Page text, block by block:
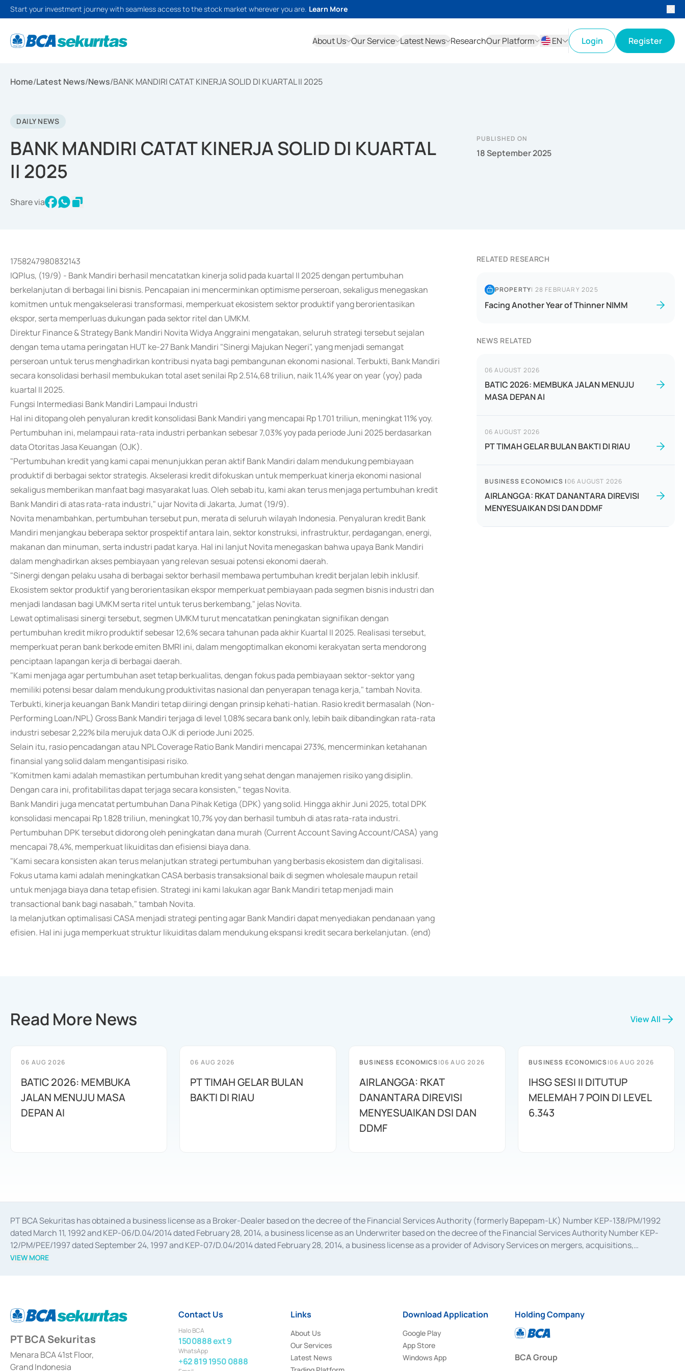
Start your investment journey with seamless access to the stock market wherever you are. Learn More
About Us Our Service Latest News ResearchOur Platform
EN
Login Register
Home/Latest News/News/BANK MANDIRI CATAT KINERJA SOLID DI KUARTAL II 2025
DAILY NEWS
BANK MANDIRI CATAT KINERJA SOLID DI KUARTAL
II 2025
Share via
PUBLISHED ON
18 September 2025
1758247980832143
IQPlus, (19/9) - Bank Mandiri berhasil mencatatkan kinerja solid pada kuartal II 2025 dengan pertumbuhan
berkelanjutan di berbagai lini bisnis. Pencapaian ini mencerminkan optimisme perseroan, sekaligus menegaskan
komitmen untuk mengakselerasi transformasi, memperkuat ekosistem sektor produktif yang berorientasikan
ekspor, serta memperluas dukungan pada sektor ritel dan UMKM.
Direktur Finance & Strategy Bank Mandiri Novita Widya Anggraini mengatakan, seluruh strategi tersebut sejalan
dengan tema utama peringatan HUT ke-27 Bank Mandiri "Sinergi Majukan Negeri", yang menjadi semangat
perseroan untuk terus menghadirkan kontribusi nyata bagi pembangunan ekonomi nasional. Terbukti, Bank Mandiri
secara konsolidasi berhasil membukukan total aset senilai Rp 2.514,68 triliun, naik 11,4% year on year (yoy) pada
kuartal II 2025.
Fungsi Intermediasi Bank Mandiri Lampaui Industri
Hal ini ditopang oleh penyaluran kredit konsolidasi Bank Mandiri yang mencapai Rp 1.701 triliun, meningkat 11% yoy.
Pertumbuhan ini, melampaui rata-rata industri perbankan sebesar 7,03% yoy pada periode Juni 2025 berdasarkan
data Otoritas Jasa Keuangan (OJK).
"Pertumbuhan kredit yang kami capai menunjukkan peran aktif Bank Mandiri dalam mendukung pembiayaan
produktif di berbagai sektor strategis. Akselerasi kredit difokuskan untuk memperkuat kinerja ekonomi nasional
sekaligus memberikan manfaat bagi masyarakat luas. Oleh sebab itu, kami akan terus menjaga pertumbuhan kredit
Bank Mandiri di atas rata-rata industri," ujar Novita di Jakarta, Jumat (19/9).
Novita menambahkan, pertumbuhan tersebut pun, merata di seluruh wilayah Indonesia. Penyaluran kredit Bank
Mandiri menjangkau beberapa sektor prospektif antara lain, sektor konstruksi, infrastruktur, perdagangan, energi,
makanan dan minuman, serta industri padat karya. Hal ini lanjut Novita menegaskan bahwa upaya Bank Mandiri
dalam menghadirkan akses pembiayaan yang relevan sesuai potensi ekonomi daerah.
"Sinergi dengan pelaku usaha di berbagai sektor berhasil membawa pertumbuhan kredit berjalan lebih inklusif.
Ekosistem sektor produktif yang berorientasikan ekspor memperkuat pembiayaan pada segmen bisnis industri dan
menjadi landasan bagi UMKM serta ritel untuk terus berkembang," jelas Novita.
Lewat optimalisasi sinergi tersebut, segmen UMKM turut mencatatkan peningkatan signifikan dengan
pertumbuhan kredit mikro produktif sebesar 12,6% secara tahunan pada akhir Kuartal II 2025. Realisasi tersebut,
memperkuat peran bank berkode emiten BMRI ini, dalam mengoptimalkan ekonomi kerakyatan serta mendorong
penciptaan lapangan kerja di berbagai daerah.
"Kami menjaga agar pertumbuhan aset tetap berkualitas, dengan fokus pada pembiayaan sektor-sektor yang
memiliki potensi besar dalam mendukung produktivitas nasional dan penyerapan tenaga kerja," tambah Novita.
Terbukti, kinerja keuangan Bank Mandiri tetap diiringi dengan prinsip kehati-hatian. Rasio kredit bermasalah (Non-
Performing Loan/NPL) Gross Bank Mandiri terjaga di level 1,08% secara bank only, lebih baik dibandingkan rata-rata
industri sebesar 2,22% bila merujuk data OJK di periode Juni 2025.
Selain itu, rasio pencadangan atau NPL Coverage Ratio Bank Mandiri mencapai 273%, mencerminkan ketahanan
finansial yang solid dalam mengantisipasi risiko.
"Komitmen kami adalah memastikan pertumbuhan kredit yang sehat dengan manajemen risiko yang disiplin.
Dengan cara ini, profitabilitas dapat terjaga secara konsisten," tegas Novita.
Bank Mandiri juga mencatat pertumbuhan Dana Pihak Ketiga (DPK) yang solid. Hingga akhir Juni 2025, total DPK
konsolidasi mencapai Rp 1.828 triliun, meningkat 10,7% yoy dan berhasil tumbuh di atas rata-rata industri.
Pertumbuhan DPK tersebut didorong oleh peningkatan dana murah (Current Account Saving Account/CASA) yang
mencapai 78,4%, memperkuat likuiditas dan efisiensi biaya dana.
"Kami secara konsisten akan terus melanjutkan strategi pertumbuhan yang berbasis ekosistem dan digitalisasi.
Fokus utama kami adalah meningkatkan CASA berbasis transaksional baik di segmen wholesale maupun retail
untuk menjaga biaya dana tetap efisien. Strategi ini kami lakukan agar Bank Mandiri tetap menjadi main
transactional bank bagi nasabah," tambah Novita.
Ia melanjutkan optimalisasi CASA menjadi strategi penting agar Bank Mandiri dapat menyediakan pendanaan yang
efisien. Hal ini juga memperkuat struktur likuiditas dalam mendukung ekspansi kredit secara berkelanjutan. (end)
RELATED RESEARCH
PROPERTY| 28 FEBRUARY 2025
Facing Another Year of Thinner NIMM
NEWS RELATED
06 AUGUST 2026
BATIC 2026: MEMBUKA JALAN MENUJU
MASA DEPAN AI
06 AUGUST 2026
PT TIMAH GELAR BULAN BAKTI DI RIAU
BUSINESS ECONOMICS |06 AUGUST 2026
AIRLANGGA: RKAT DANANTARA DIREVISI
MENYESUAIKAN DSI DAN DDMF
Read More News View All
06 AUG 2026
BATIC 2026: MEMBUKA
JALAN MENUJU MASA
DEPAN AI
06 AUG 2026
PT TIMAH GELAR BULAN
BAKTI DI RIAU
BUSINESS ECONOMICS|06 AUG 2026
AIRLANGGA: RKAT
DANANTARA DIREVISI
MENYESUAIKAN DSI DAN
DDMF
BUSINESS ECONOMICS|06 AUG 2026
IHSG SESI II DITUTUP
MELEMAH 7 POIN DI LEVEL
6.343
PT BCA Sekuritas has obtained a business license as a Broker-Dealer based on the decree of the Financial Services Authority (formerly Bapepam-LK) Number KEP-138/PM/1992
dated March 11, 1992 and KEP-06/D.04/2014 dated February 28, 2014, a business license as an Underwriter based on the decree of the Financial Services Authority Number KEP-
12/PM/PEE/1997 dated September 24, 1997 and KEP-07/D.04/2014 dated February 28, 2014, a business license as a provider of Advisory Services on mergers, acquisitions,
divestments, and joint ventures based on the decree of the Financial Services Authority Number S-67/PM.21/2014 dated February 28, 2014, a business license as a provider of
Settlement of Commercial Paper Transactions whose license was issued in 2018.
VIEW MORE
PT BCA Sekuritas
Menara BCA 41st Floor,
Grand Indonesia
Contact Us
Halo BCA
1500888 ext 9
WhatsApp
+62 819 1950 0888
Links
About Us
Our Services
Latest News
Download Application
Google Play
App Store
Windows App
Holding Company
BCA Group